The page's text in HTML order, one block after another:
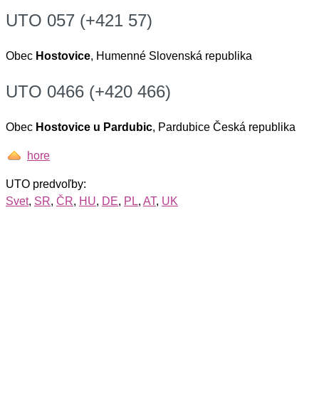
UTO 057 (+421 57)
Obec Hostovice, Humenné Slovenská republika
UTO 0466 (+420 466)
Obec Hostovice u Pardubic, Pardubice Česká republika
hore
UTO predvoľby:
Svet, SR, ČR, HU, DE, PL, AT, UK